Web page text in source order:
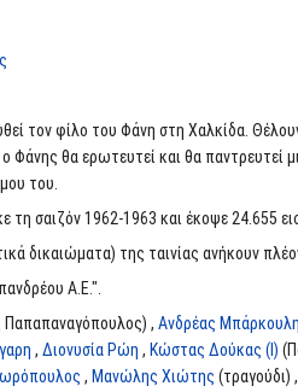
τον φίλο του Φάνη στη Χαλκίδα.
ο Φάνης θα ερωτευτεί και θα
του.
τη σαιζόν 1962-1963 και έκοψε 24.655
δικαιώματα) της ταινίας ανήκουν
Α.Ε.".
Παπαπαναγόπουλος) , Ανδρέας
, Διονυσία Ρώη , Κώστας Δούκας (I)
, Μανώλης Χιώτης (τραγούδι) ,